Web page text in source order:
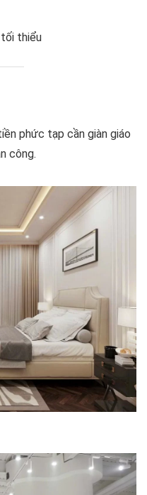
thiểu
phức tạp cần giàn giáo
công.